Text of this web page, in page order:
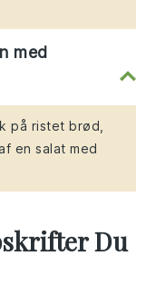
med
på ristet brød,
en salat med
Du